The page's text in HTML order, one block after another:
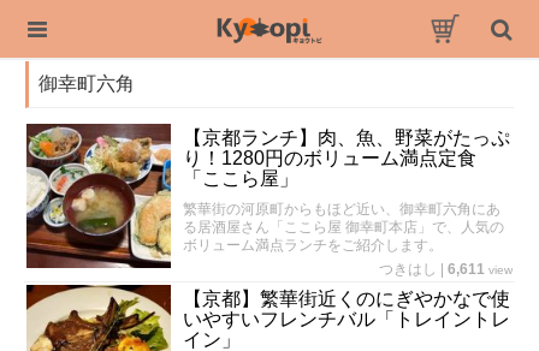
御幸町六角
【京都ランチ】肉、魚、野菜がたっぷ
り！1280円のボリューム満点定食
「ここら屋」
繁華街の河原町からもほど近い、御幸町六角にあ
る居酒屋さん「ここら屋 御幸町本店」で、人気の
ボリューム満点ランチをご紹介します。
つきはし
6,611 view
【京都】繁華街近くのにぎやかなで使
いやすいフレンチバル「トレイントレ
イン」